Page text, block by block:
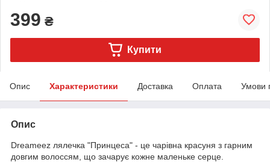
399 ₴
Купити
Опис Характеристики Доставка Оплата Умови
Опис
Dreameez лялечка "Принцеса" - це чарівна красуня з гарним
довгим волоссям, що зачарує кожне маленьке серце.